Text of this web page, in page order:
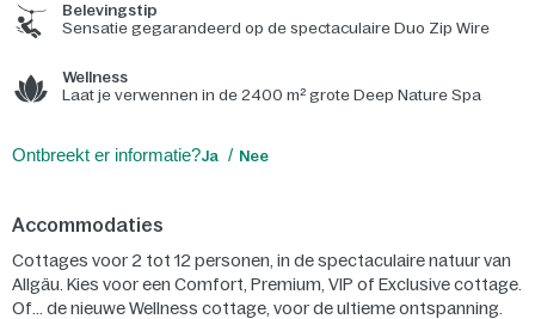
Belevingstip
Sensatie gegarandeerd op de spectaculaire Duo Zip Wire
Wellness
Laat je verwennen in de 2400 m² grote Deep Nature Spa
Ontbreekt er informatie?Ja Nee
Accommodaties
Cottages voor 2 tot 12 personen, in de spectaculaire natuur van
Allgäu. Kies voor een Comfort, Premium, VIP of Exclusive cottage.
Of... de nieuwe Wellness cottage, voor de ultieme ontspanning.